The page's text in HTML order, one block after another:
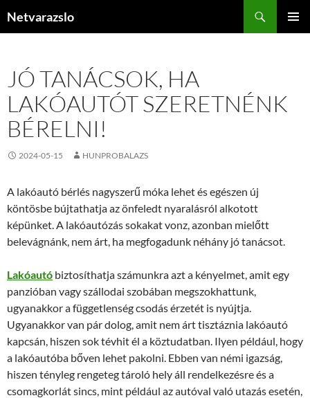
Netvarazslo
JÓ TANÁCSOK, HA
LAKÓAUTÓT SZERETNÉNK
BÉRELNI!
2024-05-15 HUNPROBALAZS
A lakóautó bérlés nagyszerű móka lehet és egészen új
köntösbe bújtathatja az önfeledt nyaralásról alkotott
képünket. A lakóautózás sokakat vonz, azonban mielőtt
belevágnánk, nem árt, ha megfogadunk néhány jó tanácsot.
Lakóautó biztosíthatja számunkra azt a kényelmet, amit egy
panzióban vagy szállodai szobában megszokhattunk,
ugyanakkor a függetlenség csodás érzetét is nyújtja.
Ugyanakkor van pár dolog, amit nem árt tisztáznia lakóautó
kapcsán, hiszen sok tévhit él a köztudatban. Ilyen például, hogy
a lakóautóba bőven lehet pakolni. Ebben van némi igazság,
hiszen tényleg rengeteg tároló hely áll rendelkezésre és a
csomagkorlát sincs, mint például az autóval való utazás esetén,